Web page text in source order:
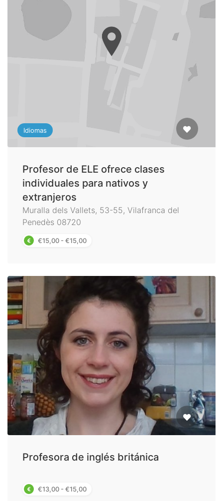
Idiomas
Profesor de ELE ofrece clases
individuales para nativos y
extranjeros
Muralla dels Vallets, 53-55, Vilafranca del
Penedès 08720
€15,00 - €15,00
Profesora de inglés británica
€13,00 - €15,00